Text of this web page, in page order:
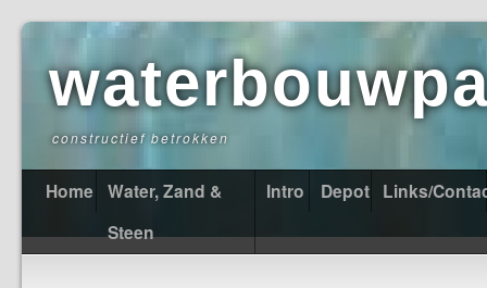
constructief betrokken
Home
Water, Zand &
Steen
Intro Depot Links/